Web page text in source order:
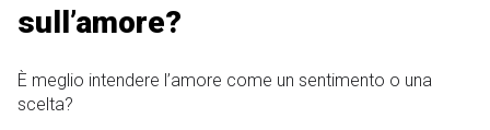
sull’amore?
È meglio intendere l’amore come un sentimento o una
scelta?